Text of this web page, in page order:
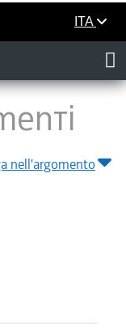
ITA
nell'argomento